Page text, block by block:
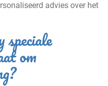
advies over het
om